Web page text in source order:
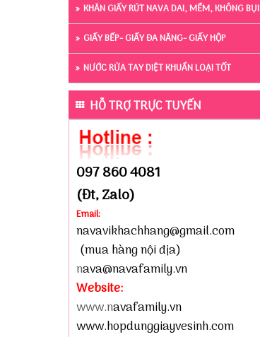
KHĂN GIẤY RÚT NAVA DAI, MỀM, KHÔNG BỤI
GIẤY BẾP- GIẤY ĐA NĂNG- GIẤY HỘP
NƯỚC RỬA TAY DIỆT KHUẨN LOẠI TỐT
HỖ TRỢ TRỰC TUYẾN
097 860 4081
(Đt, Zalo)
Email:
navavikhachhang@gmail.com
(mua hàng nội địa)
nava@navafamily.vn
Website:
www.navafamily.vn
www.hopdunggiayvesinh.com